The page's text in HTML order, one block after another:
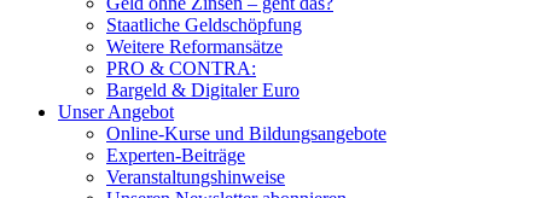
Staatliche Geldschöpfung
Weitere Reformansätze
PRO & CONTRA:
Bargeld & Digitaler Euro
Unser Angebot
Online-Kurse und Bildungsangebote
Experten-Beiträge
Veranstaltungshinweise